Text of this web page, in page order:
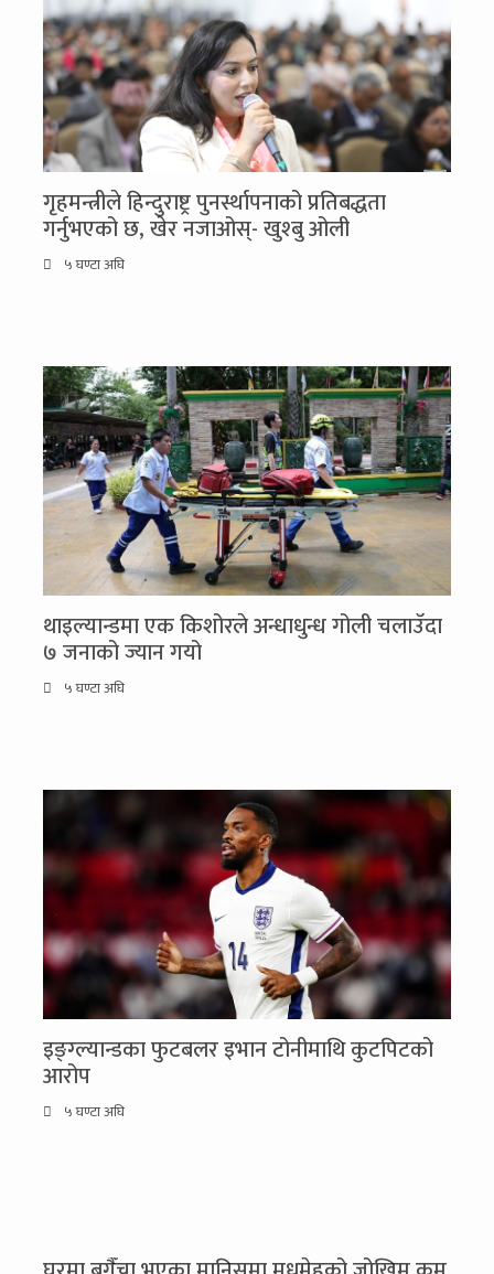
गृहमन्त्रीले हिन्दुराष्ट्र पुनर्स्थापनाको प्रतिबद्धता
गर्नुभएको छ, खेर नजाओस्- खुश्बु ओली
५ घण्टा अघि
थाइल्यान्डमा एक किशोरले अन्धाधुन्ध गोली चलाउँदा
७ जनाको ज्यान गयो
५ घण्टा अघि
इङ्ग्ल्यान्डका फुटबलर इभान टोनीमाथि कुटपिटको
आरोप
५ घण्टा अघि